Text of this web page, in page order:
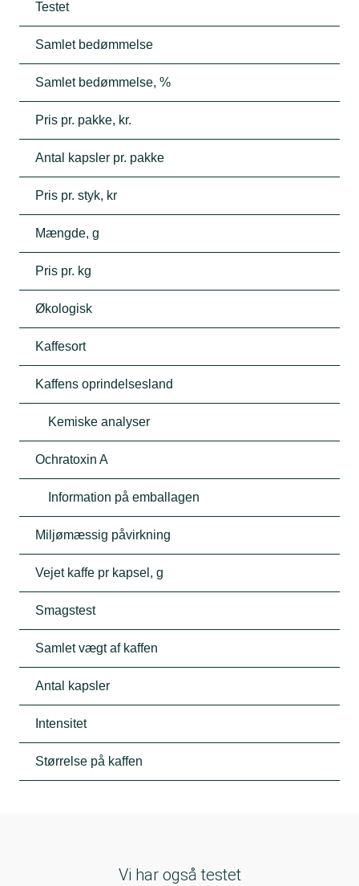
Testet
Samlet bedømmelse
Samlet bedømmelse, %
Pris pr. pakke, kr.
Antal kapsler pr. pakke
Pris pr. styk, kr
Mængde, g
Pris pr. kg
Økologisk
Kaffesort
Kaffens oprindelsesland
Kemiske analyser
Ochratoxin A
Information på emballagen
Miljømæssig påvirkning
Vejet kaffe pr ​​kapsel, g
Smagstest
Samlet vægt af kaffen
Antal kapsler
Intensitet
Størrelse på kaffen
Vi har også testet